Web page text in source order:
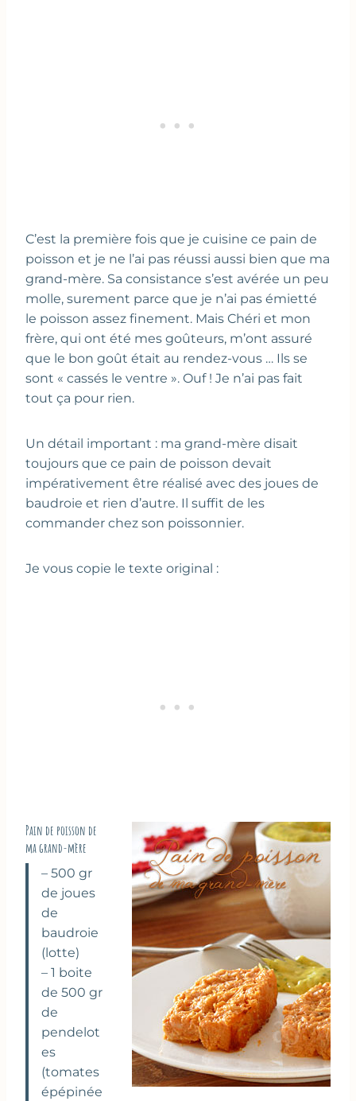
C’est la première fois que je cuisine ce pain de
poisson et je ne l’ai pas réussi aussi bien que ma
grand-mère. Sa consistance s’est avérée un peu
molle, surement parce que je n’ai pas émietté
le poisson assez finement. Mais Chéri et mon
frère, qui ont été mes goûteurs, m’ont assuré
que le bon goût était au rendez-vous … Ils se
sont « cassés le ventre ». Ouf ! Je n’ai pas fait
tout ça pour rien.
Un détail important : ma grand-mère disait
toujours que ce pain de poisson devait
impérativement être réalisé avec des joues de
baudroie et rien d’autre. Il suffit de les
commander chez son poissonnier.
Je vous copie le texte original :
Pain de poisson de
ma grand-mère
– 500 gr
de joues
de
baudroie
(lotte)
– 1 boite
de 500 gr
de
pendelot
es
(tomates
épépinée